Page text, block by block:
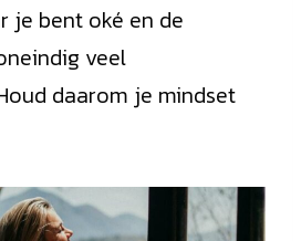
je bent oké en de
veel
daarom je mindset